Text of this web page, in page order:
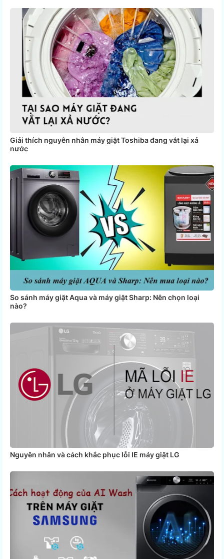
Giải thích nguyên nhân máy giặt Toshiba đang vắt lại xả
nước
So sánh máy giặt Aqua và máy giặt Sharp: Nên chọn loại
nào?
Nguyên nhân và cách khắc phục lỗi IE máy giặt LG